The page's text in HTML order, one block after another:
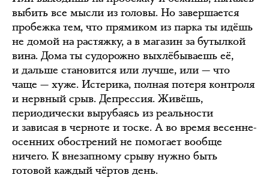
выбить все мысли из головы. Но завершается
пробежка тем, что прямиком из парка ты идёшь
не домой на растяжку, а в магазин за бутылкой
вина. Дома ты судорожно выхлёбываешь её,
и дальше становится или лучше, или — что
чаще — хуже. Истерика, полная потеря контроля
и нервный срыв. Депрессия. Живёшь,
периодически вырубаясь из реальности
и зависая в черноте и тоске. А во время весенне-
осенних обострений не помогает вообще
ничего. К внезапному срыву нужно быть
готовой каждый чёртов день.